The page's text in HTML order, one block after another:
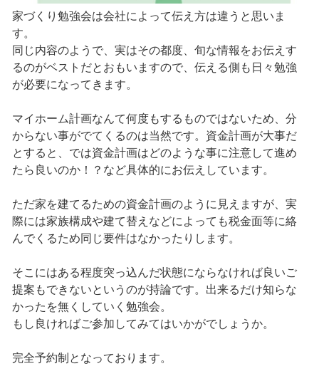
家づくり勉強会は会社によって伝え方は違うと思いま
す。
同じ内容のようで、実はその都度、旬な情報をお伝えす
るのがベストだとおもいますので、伝える側も日々勉強
が必要になってきます。
マイホーム計画なんて何度もするものではないため、分
からない事がでてくるのは当然です。資金計画が大事だ
とすると、では資金計画はどのような事に注意して進め
たら良いのか！？など具体的にお伝えしています。
ただ家を建てるための資金計画のように見えますが、実
際には家族構成や建て替えなどによっても税金面等に絡
んでくるため同じ要件はなかったりします。
そこにはある程度突っ込んだ状態にならなければ良いご
提案もできないというのが持論です。出来るだけ知らな
かったを無くしていく勉強会。
もし良ければご参加してみてはいかがでしょうか。
完全予約制となっております。